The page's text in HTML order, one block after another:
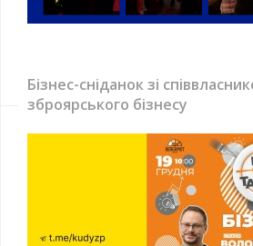
Бізнес-сніданок зі
зброярського бізнесу